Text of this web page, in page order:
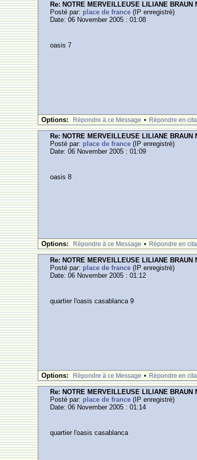
Re: NOTRE MERVEILLEUSE LILIANE BRAUN
Posté par: place de france (IP enregistrè)
Date: 06 November 2005 : 01:08
oasis 7
Options: Rèpondre à ce Message • Rèpondre en
Re: NOTRE MERVEILLEUSE LILIANE BRAUN
Posté par: place de france (IP enregistrè)
Date: 06 November 2005 : 01:09
oasis 8
Options: Rèpondre à ce Message • Rèpondre en
Re: NOTRE MERVEILLEUSE LILIANE BRAUN
Posté par: place de france (IP enregistrè)
Date: 06 November 2005 : 01:12
quartier l'oasis casablanca 9
Options: Rèpondre à ce Message • Rèpondre en
Re: NOTRE MERVEILLEUSE LILIANE BRAUN
Posté par: place de france (IP enregistrè)
Date: 06 November 2005 : 01:14
quartier l'oasis casablanca